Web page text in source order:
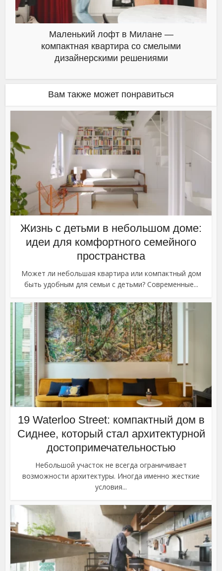
Маленький лофт в Милане —
компактная квартира со смелыми
дизайнерскими решениями
Вам также может понравиться
Жизнь с детьми в небольшом доме:
идеи для комфортного семейного
пространства
Может ли небольшая квартира или компактный дом
быть удобным для семьи с детьми? Современные...
19 Waterloo Street: компактный дом в
Сиднее, который стал архитектурной
достопримечательностью
Небольшой участок не всегда ограничивает
возможности архитектуры. Иногда именно жесткие
условия...